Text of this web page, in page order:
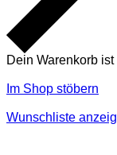
Dein Warenkorb
Im Shop stöbern
Wunschliste